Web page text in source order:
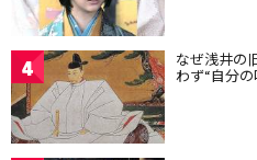
4 なぜ浅井の
わず“自分